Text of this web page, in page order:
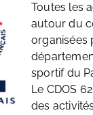
Toutes les
autour du
organisées
sportif du
Le CDOS
des